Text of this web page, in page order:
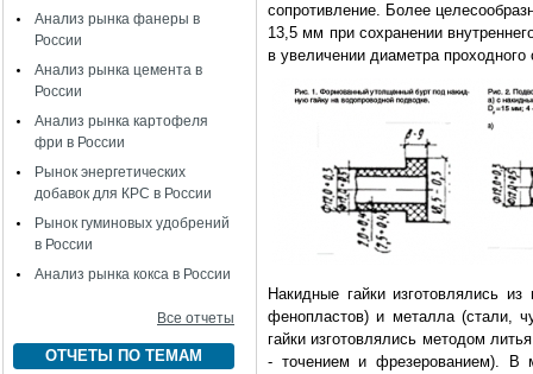
Анализ рынка фанеры в
России
Анализ рынка цемента в
России
Анализ рынка картофеля
фри в России
Рынок энергетических
добавок для КРС в России
Рынок гуминовых удобрений
в России
Анализ рынка кокса в России
Все отчеты
ОТЧЕТЫ ПО ТЕМАМ
сопротивление. Более
13,5 мм при сохранении
в увеличении диаметра проходного
Накидные гайки изготовлялись
фенопластов) и металла (стали,
гайки изготовлялись методом
- точением и фрезерованием). В